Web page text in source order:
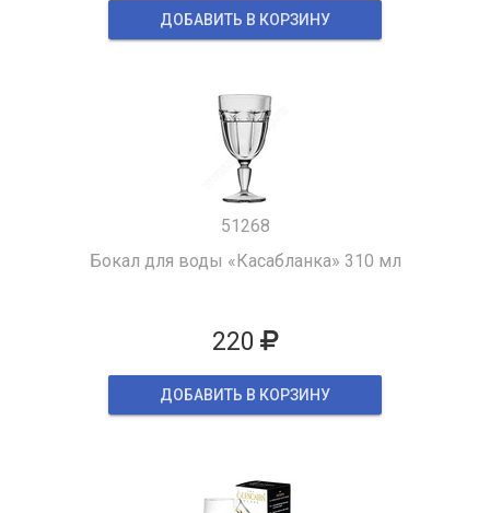
ДОБАВИТЬ В КОРЗИНУ
51268
Бокал для воды «Касабланка» 310 мл
220
ДОБАВИТЬ В КОРЗИНУ